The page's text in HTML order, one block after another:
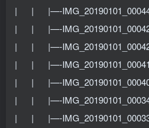
| | |—-
| | |—-
| | |—-
| | |—-
| | |—-
| | |—-
| | |—-